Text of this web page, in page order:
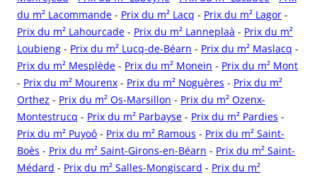
du m² Lacommande - Prix du m² Lacq - Prix du m² Lagor -
Prix du m² Lahourcade - Prix du m² Lanneplaà - Prix du m²
Loubieng - Prix du m² Lucq-de-Béarn - Prix du m² Maslacq -
Prix du m² Mesplède - Prix du m² Monein - Prix du m² Mont
- Prix du m² Mourenx - Prix du m² Noguères - Prix du m²
Orthez - Prix du m² Os-Marsillon - Prix du m² Ozenx-
Montestrucq - Prix du m² Parbayse - Prix du m² Pardies -
Prix du m² Puyoô - Prix du m² Ramous - Prix du m² Saint-
Boès - Prix du m² Saint-Girons-en-Béarn - Prix du m² Saint-
Médard - Prix du m² Salles-Mongiscard - Prix du m²